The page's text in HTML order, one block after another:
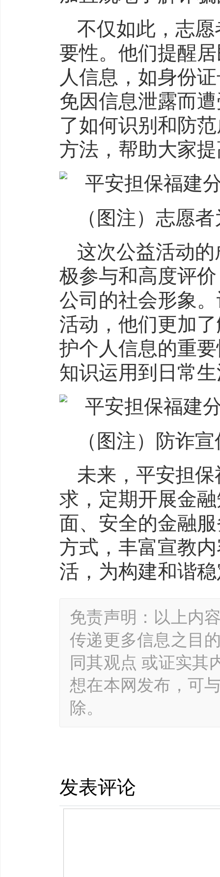
不仅如此，志
要性。他们提醒
人信息，如身份
免因信息泄露而
了如何识别和防范
方法，帮助大家
（图注）志愿
这次公益活动
极参与和高度评
公司的社会形象
活动，他们更加
护个人信息的重
知识运用到日常
（图注）防诈
未来，平安担
求，定期开展金
面、安全的金融
方式，丰富宣教
活，为构建和谐
免责声明：以上内
传递更多信息之目
同其观点 或证实其
想在本网发布，可
除。
发表评论